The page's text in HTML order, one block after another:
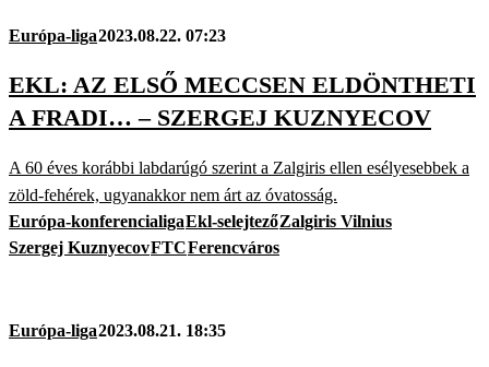
Európa-liga2023.08.22. 07:23
EKL: AZ ELSŐ MECCSEN ELDÖNTHETI
A FRADI… – SZERGEJ KUZNYECOV
A 60 éves korábbi labdarúgó szerint a Zalgiris ellen esélyesebbek a
zöld-fehérek, ugyanakkor nem árt az óvatosság.
Európa-konferencialigaEkl-selejtezőZalgiris Vilnius
Szergej KuznyecovFTCFerencváros
Európa-liga2023.08.21. 18:35